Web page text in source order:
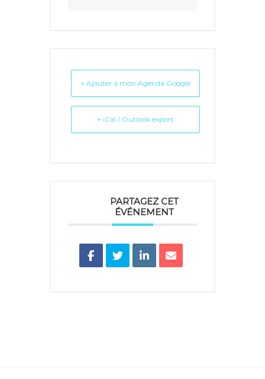
+ Ajouter à mon Agenda Google
+ iCal / Outlook export
PARTAGEZ CET
ÉVÉNEMENT